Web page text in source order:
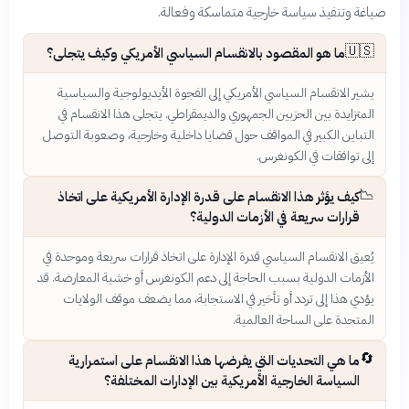
صياغة وتنفيذ سياسة خارجية متماسكة وفعالة.
🇺🇸ما هو المقصود بالانقسام السياسي الأمريكي وكيف يتجلى؟
يشير الانقسام السياسي الأمريكي إلى الفجوة الأيديولوجية والسياسية
المتزايدة بين الحزبين الجمهوري والديمقراطي. يتجلى هذا الانقسام في
التباين الكبير في المواقف حول قضايا داخلية وخارجية، وصعوبة التوصل
إلى توافقات في الكونغرس.
📉كيف يؤثر هذا الانقسام على قدرة الإدارة الأمريكية على اتخاذ
قرارات سريعة في الأزمات الدولية؟
يُعيق الانقسام السياسي قدرة الإدارة على اتخاذ قرارات سريعة وموحدة في
الأزمات الدولية بسبب الحاجة إلى دعم الكونغرس أو خشية المعارضة. قد
يؤدي هذا إلى تردد أو تأخير في الاستجابة، مما يضعف موقف الولايات
المتحدة على الساحة العالمية.
🔄ما هي التحديات التي يفرضها هذا الانقسام على استمرارية
السياسة الخارجية الأمريكية بين الإدارات المختلفة؟